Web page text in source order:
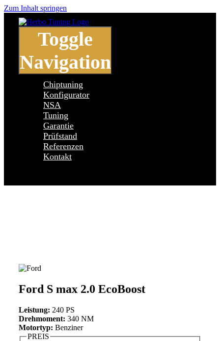
Zum Inhalt springen
Toggle
Navigation
Chiptuning
Konfigurator
NSA
Tuning
Garantie
Prüfstand
Referenzen
Kontakt
Ford S max 2.0 EcoBoost
Leistung: 240 PS
Drehmoment: 340 NM
Motortyp: Benziner
PREIS